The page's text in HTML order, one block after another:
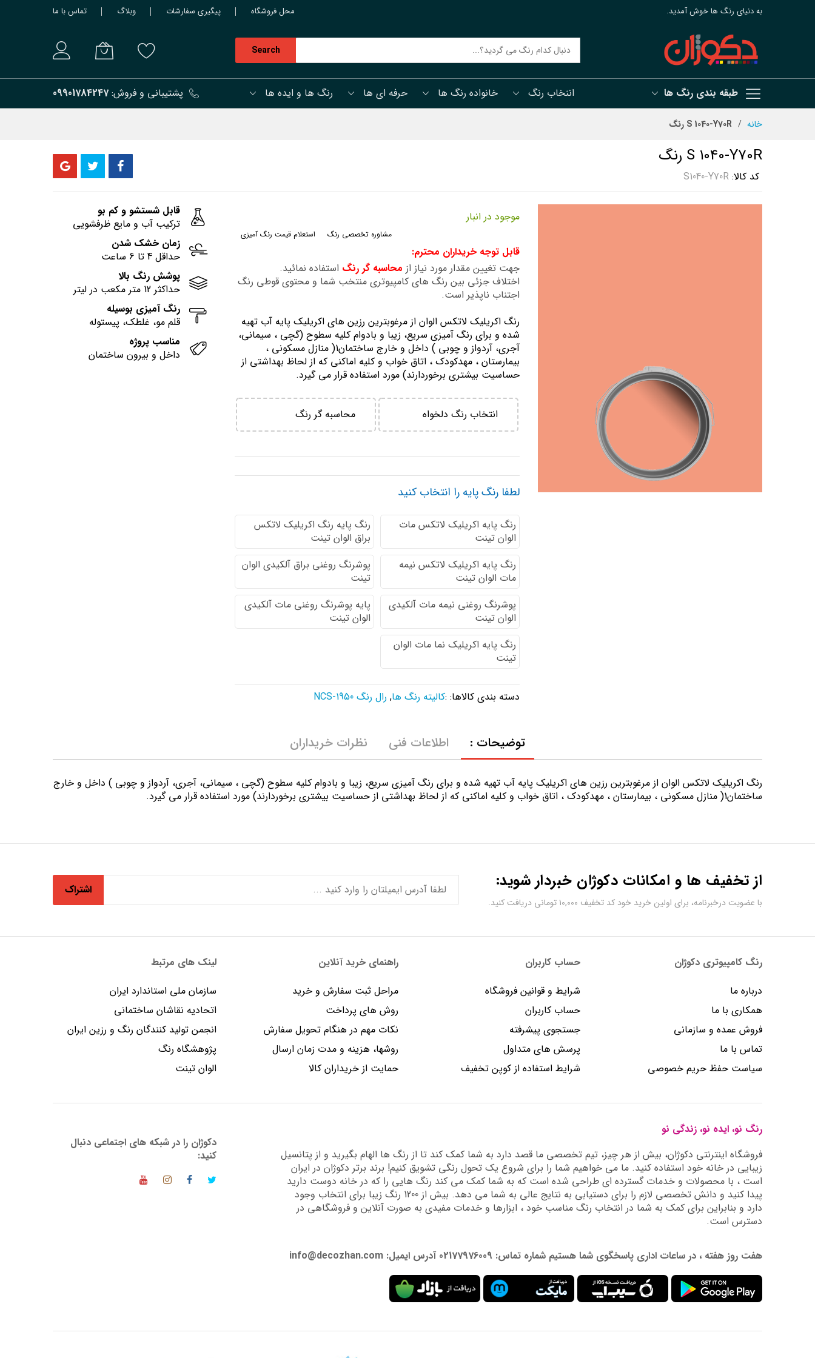
به دنیای رنگ ها خوش آمدید. محل فروشگاه پیگیری سفارشات وبلاگ تماس با ما
طبقه بندی رنگ ها
Search
اننخاب رنگ خانواده رنگ ها حرفه ای ها رنگ ها و ایده ها پشتیبانی و فروش:09901784247
خانه S 1040-Y70R رنگ
S 1040-Y70R رنگ
کد کالا S1040-Y70R
موجود در انبار
استعلام قیمت رنگ آمیزی مشاوره تخصصی رنگ
قابل توجه خریداران محترم:
جهت تغیین مقدار مورد نیاز از محاسبه گر رنگ استفاده نمائید.
اختلاف جزئی بین رنگ های کامپیوتری منتخب شما و محتوی قوطی رنگ
اجتناب ناپذیر است.
رنگ اكريليك لاتكس الوان از مرغوبترين رزين هاي اكريليك پايه آب تهيه
شده و برای رنگ آمیزی سریع، زیبا و بادوام کلیه سطوح (گچی ، سیمانی،
آجری، آردواز و چوبی ) داخل و خارج ساختمان1( منازل مسكوني ،
بيمارستان ، مهدكودك ، اتاق خواب و كليه اماكني كه از لحاظ بهداشتي از
حساسيت بيشتري برخوردارند) مورد استفاده قرار می گیرد.
انتخاب رنگ دلخواه محاسبه گر رنگ
لطفا رنگ پایه را انتخاب کنید
رنگ پایه اكريليك لاتكس مات
الوان تینت
رنگ پایه رنگ اكريليك لاتكس
براق الوان تینت
رنگ پایه اكريليك لاتكس نيمه
مات الوان تینت
پوشرنگ روغنی براق آلکیدی الوان
تینت
پوشرنگ روغنی نیمه مات آلکیدی
الوان تینت
پایه پوشرنگ روغنی مات آلکیدی
الوان تینت
رنگ پایه اکریلیک نما مات الوان
تینت
دسته بندی کالاها: :کالیته رنگ ها, رال رنگ NCS-1950
قابل شستشو و کم بو
ترکیب آب و مایع ظرفشویی
زمان خشک شدن
حداقل 4 تا 6 ساعت
پوشش رنگ بالا
حداکثر 12 متر مکعب در لیتر
رنگ آمیزی بوسیله
قلم مو، غلطک، پیستوله
مناسب پروژه
داخل و بیرون ساختمان
توضیحات :
رنگ اكريليك لاتكس الوان از مرغوبترين رزين هاي اكريليك پايه آب تهيه شده و برای رنگ آمیزی سریع، زیبا و بادوام کلیه سطوح (گچی ، سیمانی، آجری، آردواز و چوبی ) داخل و خارج
ساختمان1( منازل مسكوني ، بيمارستان ، مهدكودك ، اتاق خواب و كليه اماكني كه از لحاظ بهداشتي از حساسيت بيشتري برخوردارند) مورد استفاده قرار می گیرد.
اطلاعات فنی نظرات خریداران
از تخفیف ها و امکانات دکوژان خبردار شوید:
با عضویت درخبرنامه، برای اولین خرید خود کد تخفیف ۱۰,۰۰۰ تومانی دریافت کنید.
اشتراک
رنگ کامپیوتری دکوژان
درباره ما
همکاری با ما
فروش عمده و سازمانی
تماس با ما
سیاست حفظ حریم خصوصی
حساب کاربران
شرایط و قوانین فروشگاه
حساب کاربران
جستجوی پیشرفته
پرسش های متداول
شرایط استفاده از کوپن تخفیف
راهنمای خرید آنلاین
مراحل ثبت سفارش و خرید
روش های پرداخت
نکات مهم در هنگام تحویل سفارش
روشها، هزینه و مدت زمان ارسال
حمایت از خریداران کالا
لینک های مرتبط
سازمان ملی استاندارد ایران
اتحادیه نقاشان ساختمانی
انجمن توليد كنندگان رنگ و رزين ايران
پژوهشگاه رنگ
الوان تینت
رنگ نو، ایده نو، زندگی نو
فروشگاه اینترنتی دکوژان، بیش از هر چیز، تیم تخصصی ما قصد دارد به شما کمک کند تا از رنگ ها الهام بگیرید و از پتانسیل
زیبایی در خانه خود استفاده کنید. ما می خواهیم شما را برای شروع یک تحول رنگی تشویق کنیم! برند برتر دکوژان در ایران
است ، با محصولات و خدمات گسترده ای طراحی شده است که به شما کمک می کند رنگ هایی را که در خانه دوست دارید
پیدا کنید و دانش تخصصی لازم را برای دستیابی به نتایج عالی به شما می دهد. بیش از 1200 رنگ زیبا برای انتخاب وجود
دارد و بنابراین برای کمک به شما در انتخاب رنگ مناسب خود ، ابزارها و خدمات مفیدی به صورت آنلاین و فروشگاهی در
دسترس است.
هفت روز هفته ، در ساعات اداری پاسخگوی شما هستیم شماره تماس: 02177976009 آدرس ایمیل: info@decozhan.com
دکوژان را در شبکه های اجتماعی دنبال
کنید: